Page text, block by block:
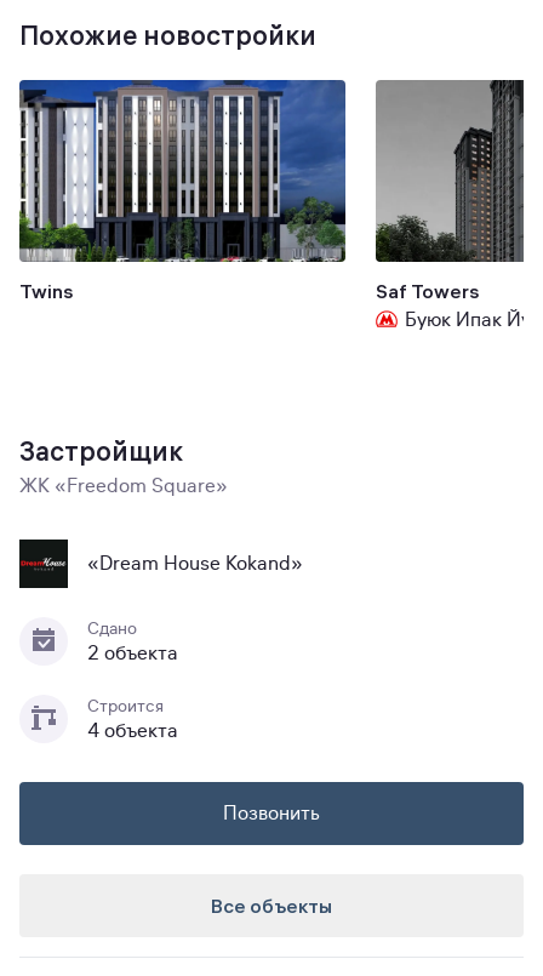
Похожие новостройки
Twins
Saf Towers
Буюк Ипак
Застройщик
ЖК «Freedom Square»
«Dream House Kokand»
Сдано
2 объекта
Строится
4 объекта
Позвонить
Все объекты